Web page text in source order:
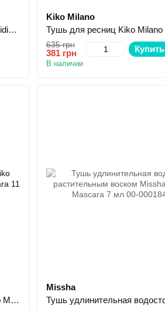
Тушь для ресниц Pastel Profashion Multidimensional Volume & Curl 12 мл
Kiko Milano
635 грн
381 грн Купить
В наличии
Тушь для об'єму та підкручування Kiko Milano Unforgettable Volume & Curl Mascara 11 мл
Missha